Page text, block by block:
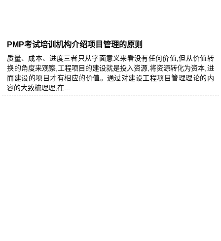
PMP考试培训机构介绍项目管理的原则
质量、成本、进度三者只从字面意义来看没有任何价值,但从价值转
换的角度来观察,工程项目的建设就是投入资源,将资源转化为资本,进
而建设的项目才有相应的价值。通过对建设工程项目管理理论的内
容的大致梳理理,在...